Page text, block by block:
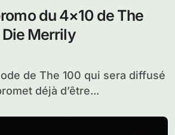
du 4×10 de The
Die Merrily